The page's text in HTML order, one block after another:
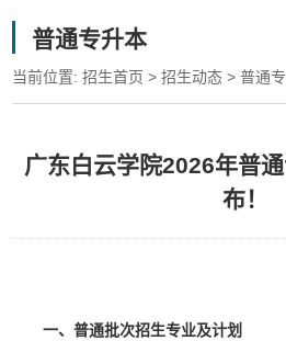
普通专升本
当前位置:招生首页 >招生动态 >普通
广东白云学院2026年普
布！
一、普通批次招生专业及计划